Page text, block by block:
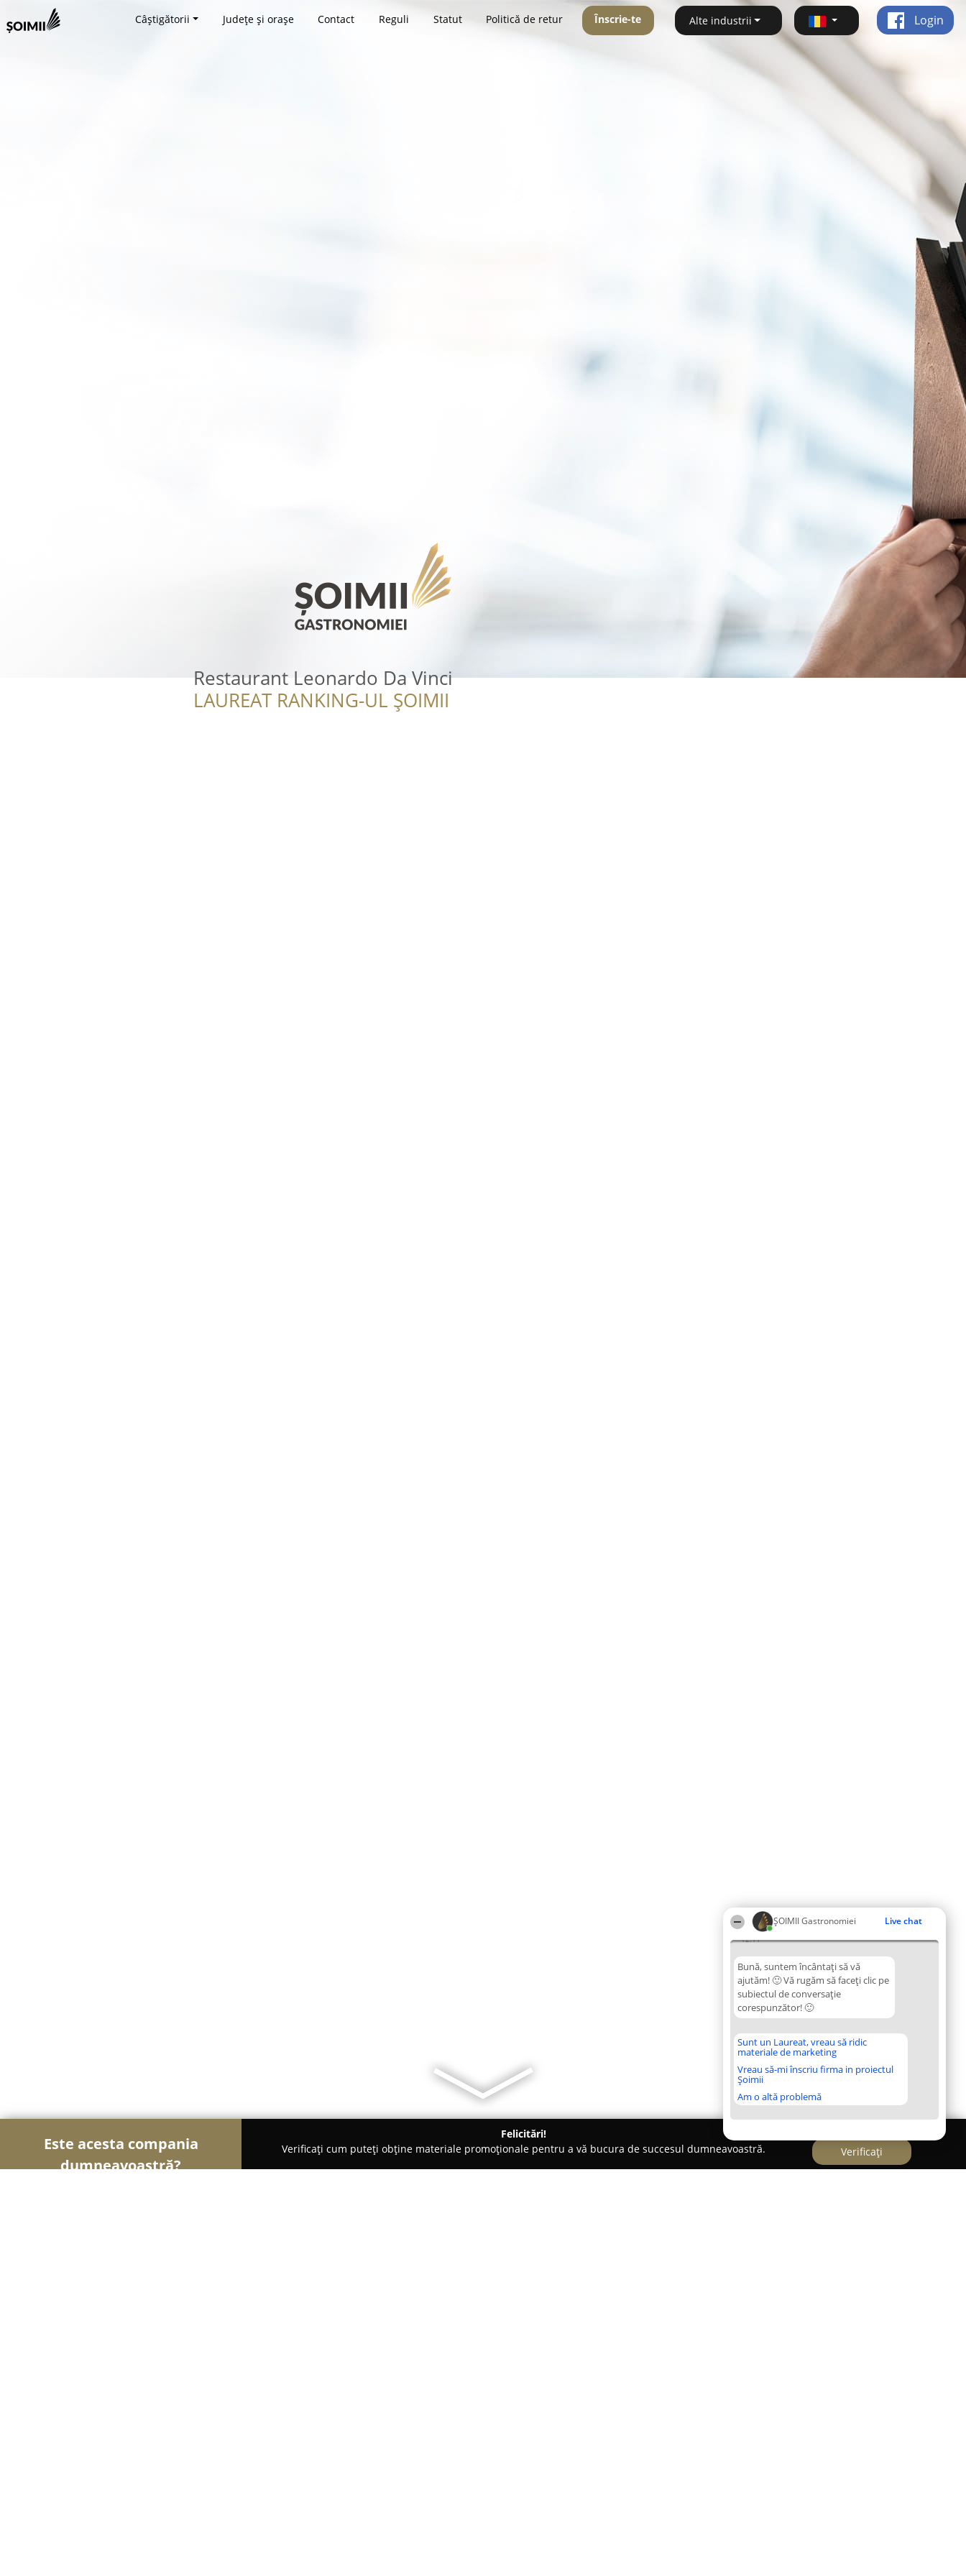
ȘOIMII Gastronomiei Live chat
12:11
Bună, suntem încântați să vă
ajutăm! 🙂 Vă rugăm să faceți clic pe
subiectul de conversație
corespunzător! 🙂
Sunt un Laureat, vreau să ridic
materiale de marketing
Vreau să-mi înscriu firma in proiectul
Șoimii
Am o altă problemă
Câștigătorii Județe și orașe Contact Reguli Statut Politică de retur Înscrie-te Alte industrii Login
Restaurant Leonardo Da Vinci
LAUREAT RANKING-UL ȘOIMII
Este acesta compania
dumneavoastră?
Felicitări!
Verificați cum puteți obține materiale promoționale pentru a vă bucura de succesul dumneavoastră.
Verificați